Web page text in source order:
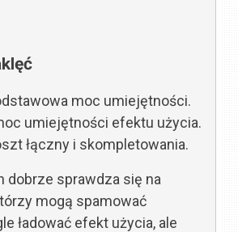
moc umiejętności.
umiejętności efektu użycia.
łączny i skompletowania.
dobrze sprawdza się na
mogą spamować
ładować efekt użycia, ale